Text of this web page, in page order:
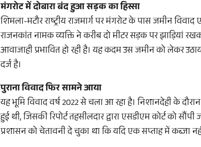
मंगरोट में दोबारा बंद हुआ सड़क का हिस्सा
शिमला-मटौर राष्ट्रीय राजमार्ग पर मंगरोट के पास जमीन
राजनकांत नामक व्यक्ति ने करीब दो मीटर सड़क पर झाड़ियां
आवाजाही प्रभावित हो रही है। यह कदम उस जमीन को लेकर
दर्ज है।
पुराना विवाद फिर सामने आया
यह भूमि विवाद वर्ष 2022 से चला आ रहा है। निशानदेही के
हुई थी, जिसकी रिपोर्ट तहसीलदार द्वारा एसडीएम कोर्ट को
प्रशासन को चेतावनी दे चुका था कि यदि एक सप्ताह में कब्जा